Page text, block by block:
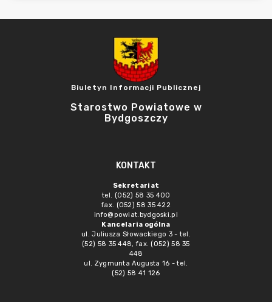
Biuletyn Informacji Publicznej
Starostwo Powiatowe w
Bydgoszczy
KONTAKT
Sekretariat
tel. (052) 58 35 400
fax. (052) 58 35 422
info@powiat.bydgoski.pl
Kancelaria ogólna
ul. Juliusza Słowackiego 3 - tel.
(52) 58 35 448, fax. (052) 58 35
448
ul. Zygmunta Augusta 16 - tel.
(52) 58 41 126